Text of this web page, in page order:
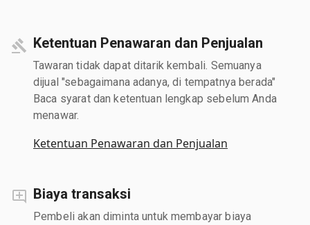
Ketentuan Penawaran dan Penjualan
Tawaran tidak dapat ditarik kembali. Semuanya
dijual "sebagaimana adanya, di tempatnya berada"
Baca syarat dan ketentuan lengkap sebelum Anda
menawar.
Ketentuan Penawaran dan Penjualan
Biaya transaksi
Pembeli akan diminta untuk membayar biaya